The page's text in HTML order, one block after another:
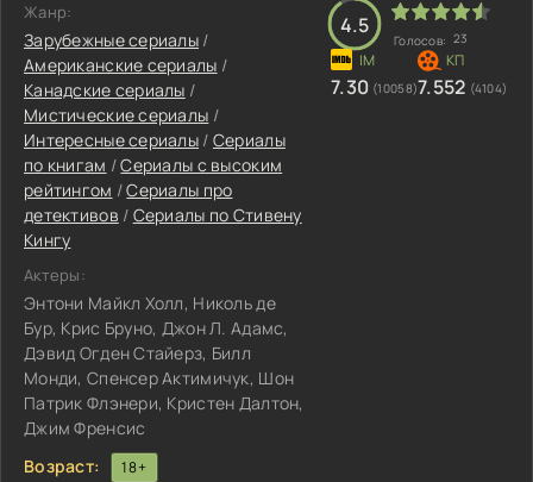
Жанр:
Зарубежные сериалы /
Американские сериалы /
Канадские сериалы /
Мистические сериалы /
Интересные сериалы / Сериалы
по книгам /Сериалы с высоким
рейтингом /Сериалы про
детективов / Сериалы по Стивену
Кингу
Актеры:
Энтони Майкл Холл, Николь де
Бур, Крис Бруно, Джон Л. Адамс,
Дэвид Огден Стайерз, Билл
Монди, Спенсер Актимичук, Шон
Патрик Флэнери, Кристен Далтон,
Джим Френсис
Возраст:
18+
4.5
Голосов: 23
7.30 (10058)7.552 (4104)